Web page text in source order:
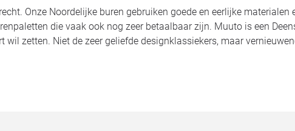
Onze Noordelijke buren gebruiken goede en eerlijke materialen
die vaak ook nog zeer betaalbaar zijn. Muuto is een
wil zetten. Niet de zeer geliefde designklassiekers, maar